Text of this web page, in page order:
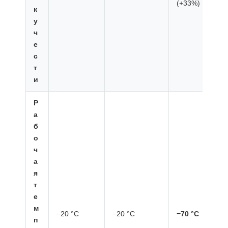
к
у
ч
е
с
т
и
(+33%)
Р
а
б
о
ч
а
я
т
е
м
п
−20 °C −20 °C −70 °C